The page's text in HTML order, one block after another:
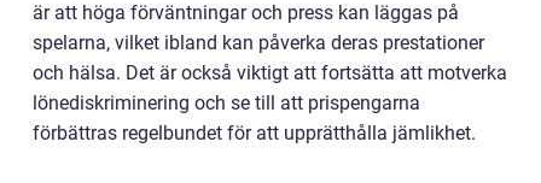
är att höga förväntningar och press kan läggas på
spelarna, vilket ibland kan påverka deras prestationer
och hälsa. Det är också viktigt att fortsätta att motverka
lönediskriminering och se till att prispengarna
förbättras regelbundet för att upprätthålla jämlikhet.